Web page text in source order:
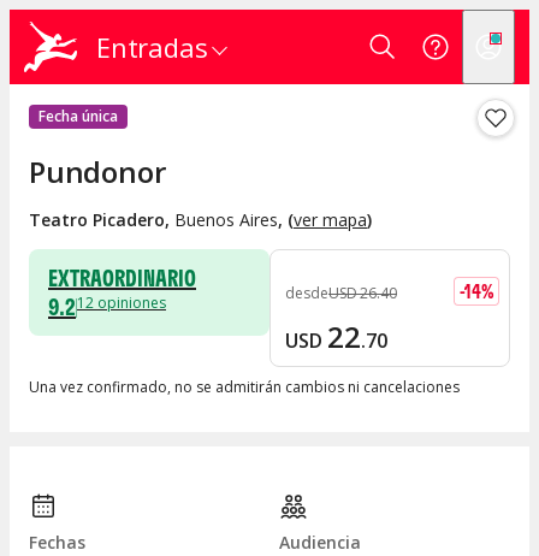
Entradas
Fecha única
Pundonor
Teatro Picadero, Buenos Aires, (ver mapa)
EXTRAORDINARIO
9.212 opiniones desdeUSD26.40 -14%
USD 22.70
Una vez confirmado, no se admitirán cambios ni cancelaciones
Fechas
Audiencia